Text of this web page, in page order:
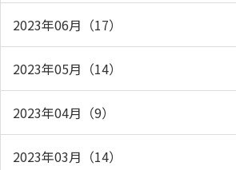
2023年06月（17）
2023年05月（14）
2023年04月（9）
2023年03月（14）